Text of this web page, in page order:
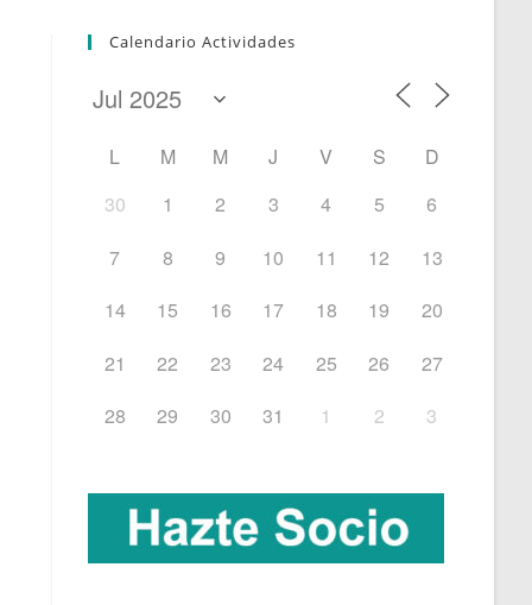
Calendario Actividades
L M M J V S
D
30
1 2 3 4 5
6
7
8 9 10 11 12
13
14
15 16 17 18 19
20
21
22 23 24 25 26
27
28
29 30 31 1 2 3